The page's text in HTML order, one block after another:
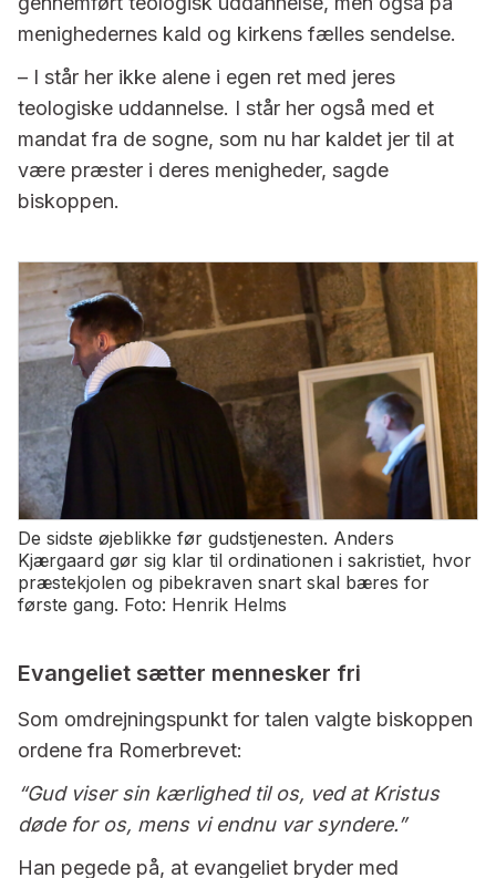
menighedernes kald og kirkens fælles sendelse.
– I står her ikke alene i egen ret med jeres
teologiske uddannelse. I står her også med et
mandat fra de sogne, som nu har kaldet jer til at
være præster i deres menigheder, sagde
biskoppen.
De sidste øjeblikke før gudstjenesten. Anders
Kjærgaard gør sig klar til ordinationen i sakristiet, hvor
præstekjolen og pibekraven snart skal bæres for
første gang. Foto: Henrik Helms
Evangeliet sætter mennesker fri
Som omdrejningspunkt for talen valgte biskoppen
ordene fra Romerbrevet:
“Gud viser sin kærlighed til os, ved at Kristus
døde for os, mens vi endnu var syndere.”
Han pegede på, at evangeliet bryder med